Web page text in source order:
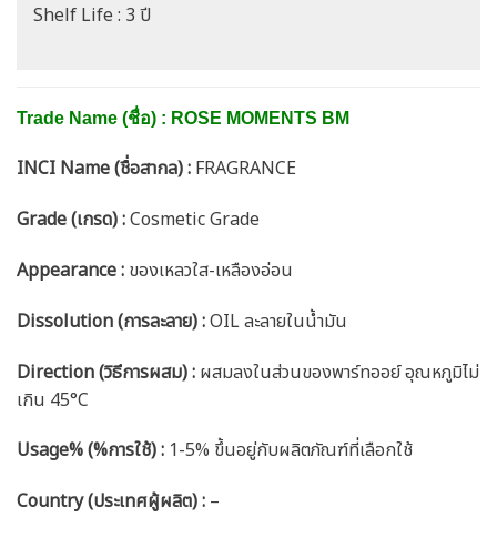
Shelf Life : 3 ปี
Trade Name (ชื่อ) : ROSE MOMENTS BM
INCI Name (ชื่อสากล) : FRAGRANCE
Grade (เกรด) :Cosmetic Grade
Appearance : ของเหลวใส-เหลืองอ่อน
Dissolution (การละลาย) :OIL ละลายในน้ำมัน
Direction (วิธีการผสม) : ผสมลงในส่วนของพาร์ทออย์ อุณหภูมิไม่
เกิน 45°C
Usage% (%การใช้) : 1-5% ขึ้นอยู่กับผลิตภัณฑ์ที่เลือกใช้
Country (ประเทศผู้ผลิต) : –